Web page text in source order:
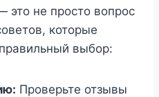
это не просто вопрос
которые
выбор:
Проверьте отзывы